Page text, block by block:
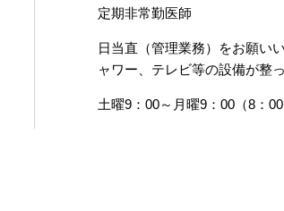
定期非常勤医師
日当直（管理業務）をお願い
ャワー、テレビ等の設備が整
土曜9：00～月曜9：00（8：00